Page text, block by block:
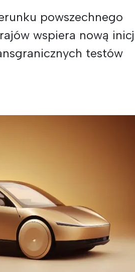
powszechnego
wspiera nową
testów